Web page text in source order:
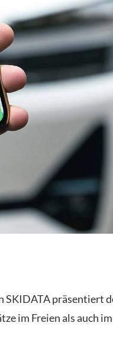
SKIDATA präsentiert
im Freien als auch